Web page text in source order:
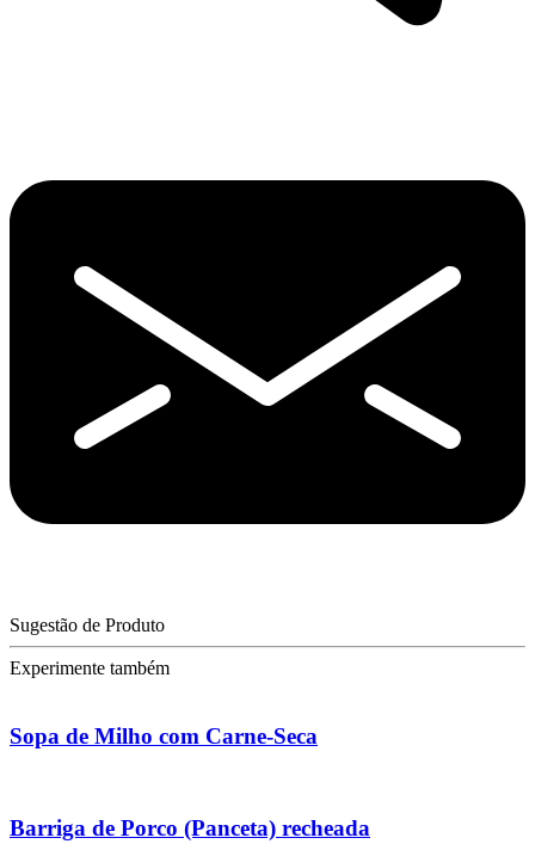
Sugestão de Produto
Experimente também
Sopa de Milho com Carne-Seca
Barriga de Porco (Panceta) recheada